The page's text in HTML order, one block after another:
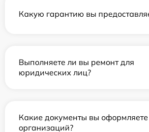
Какую гарантию вы
Выполняете ли вы ремонт для
юридических лиц?
Какие документы вы оформляете
организаций?